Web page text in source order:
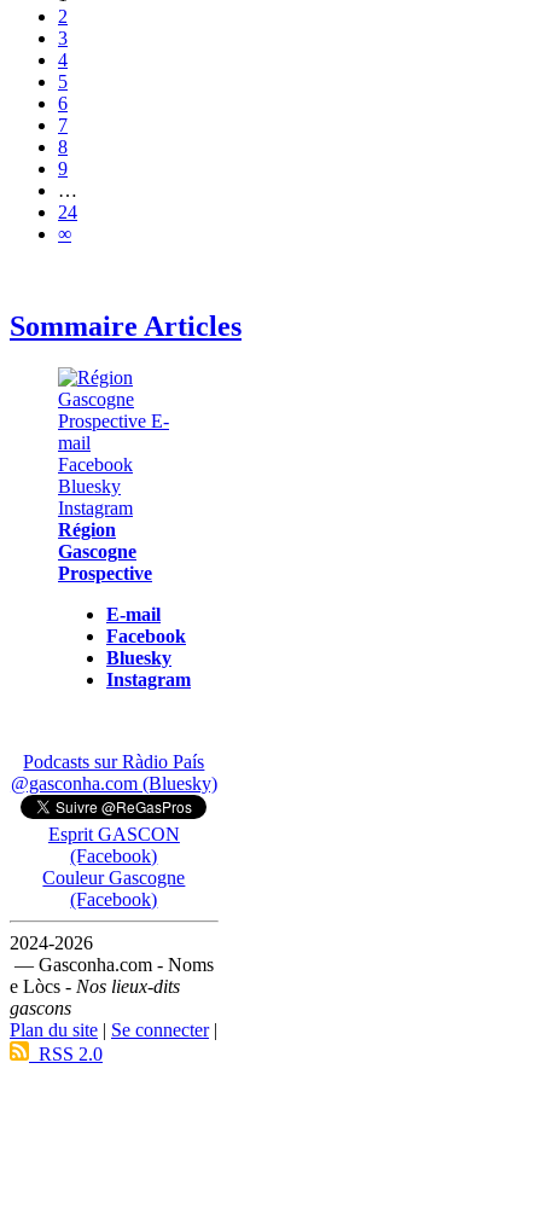
2
3
4
5
6
7
8
9
…
24
∞
Sommaire Articles
Région
Gascogne
Prospective
E-mail
Facebook
Bluesky
Instagram
Podcasts sur Ràdio País
@gasconha.com (Bluesky)
Esprit GASCON
(Facebook)
Couleur Gascogne
(Facebook)
2024-2026
— Gasconha.com - Noms
e Lòcs - Nos lieux-dits
gascons
Plan du site | Se connecter|
RSS 2.0